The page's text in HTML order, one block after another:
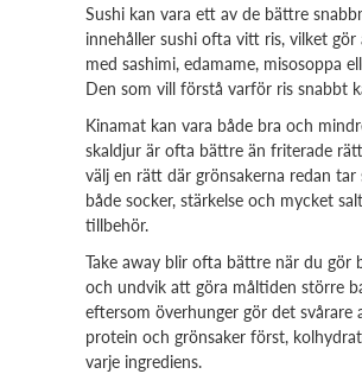
Sushi kan vara ett av de bättre
innehåller sushi ofta vitt ris, vilket
med sashimi, edamame, misosoppa
Den som vill förstå varför ris snabbt
Kinamat kan vara både bra och
skaldjur är ofta bättre än friterade
välj en rätt där grönsakerna redan
både socker, stärkelse och mycket
tillbehör.
Take away blir ofta bättre när du gör
och undvik att göra måltiden större
eftersom överhunger gör det
protein och grönsaker först,
varje ingrediens.